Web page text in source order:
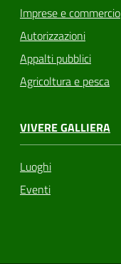
Imprese e commercio
Autorizzazioni
Appalti pubblici
Agricoltura e pesca
VIVERE GALLIERA
Luoghi
Eventi